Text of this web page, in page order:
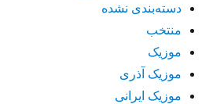
دسته‌بندی نشده
منتخب
موزیک
موزیک آذری
موزیک ایرانی